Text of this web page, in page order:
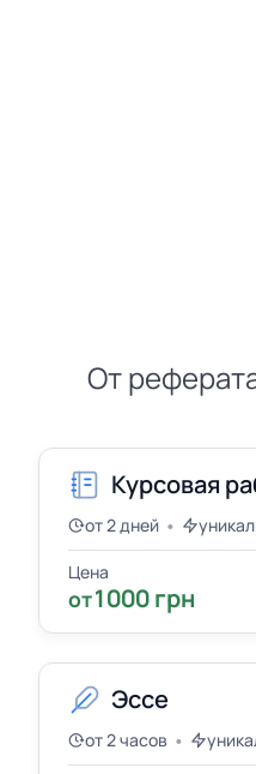
От
Курсовая
от 2 дней •
Цена
от1000 грн
Эссе
от 2 часов •